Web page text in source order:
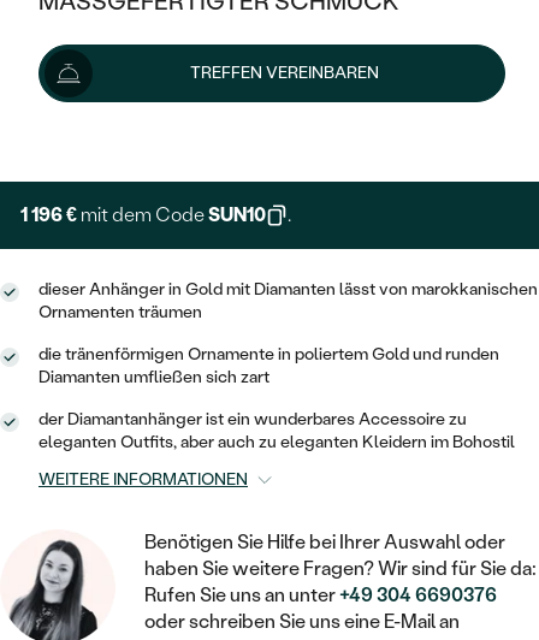
KLASSISCH
MEMOIRE
VINTAGE
AUSSERGEWÖHNLICHE
GEHÄMMERTE
VON HAND GRAVIERTE
MIT FÜLLUNG
IM SET
MIT MEHREREN DIAMANTEN
HALO
VINTAGE
AUSSERGEWÖHNLICH
WÄHLE EINEN RING
LAB GROWN DIAMANTEN ZUM
EINFASSEN
AUSVERKAUF
WENN SCHMUCK HILFT
NACH TYP
RINGE
ANHÄNGER / KETTEN
ARMBÄNDER
SCHMUCK FÜR KINDER
PLATIN
OHRSTECKER
MINIMALISTISCHE
OHRHÄNGER
SOLITÄR
KINDER
PIERCINGS
GOLD
SILBER
SOLITÄR
ZUR GEBURT EINES KINDES
MEDAILLON
AUSVERKAUF
GOLD
PLATIN
NACH STYL
MEMOIRE
MINIMALISTISCHE
STATEMENT
SIEGELRINGE
TREFFEN VEREINBAREN
1 329 €
Lieferoptionen
1 196 € mit dem CodeSUN10 .
dieser Anhänger in Gold mit Diamanten lässt von marokkanischen
Ornamenten träumen
die tränenförmigen Ornamente in poliertem Gold und runden
Diamanten umfließen sich zart
der Diamantanhänger ist ein wunderbares Accessoire zu
eleganten Outfits, aber auch zu eleganten Kleidern im Bohostil
WEITERE INFORMATIONEN
Benötigen Sie Hilfe bei Ihrer Auswahl oder
haben Sie weitere Fragen? Wir sind für Sie da:
Rufen Sie uns an unter+49 304 6690376
oder schreiben Sie uns eine E-Mail an